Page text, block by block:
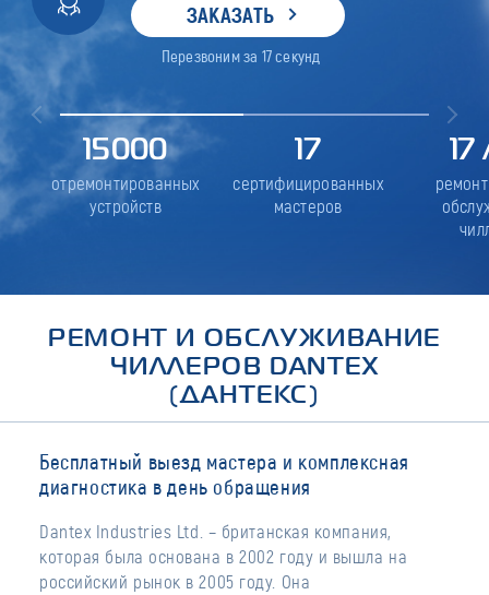
ЗАКАЗАТЬ
Перезвоним за 17секунд
15000
отремонтированных
устройств
17
сертифицированных
мастеров
17
РЕМОНТ И ОБСЛУЖИВАНИЕ
ЧИЛЛЕРОВ DANTEX
(ДАНТЕКС)
Бесплатный выезд мастера и комплексная
диагностика в день обращения
Dantex Industries Ltd. – британская компания,
которая была основана в 2002 году и вышла на
российский рынок в 2005 году. Она